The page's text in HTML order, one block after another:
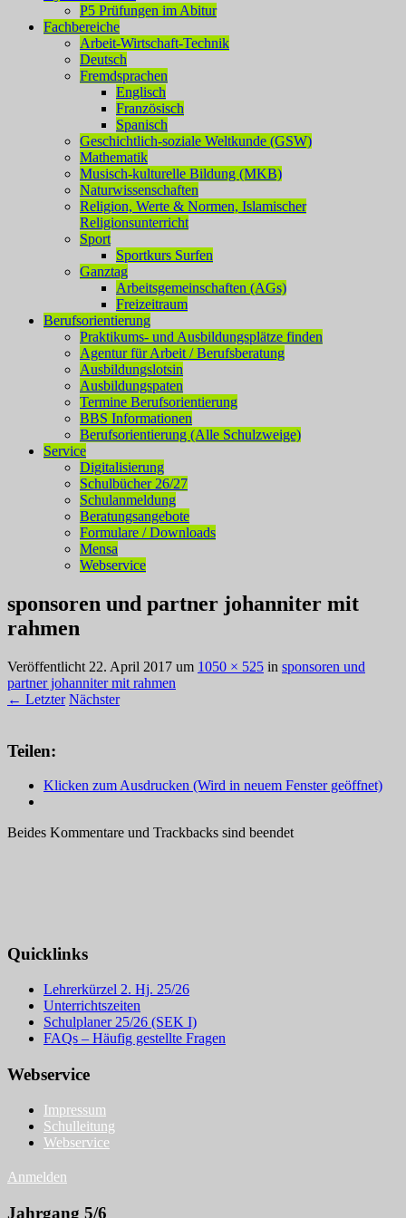
P5 Prüfungen im Abitur
Fachbereiche
Arbeit-Wirtschaft-Technik
Deutsch
Fremdsprachen
Englisch
Französisch
Spanisch
Geschichtlich-soziale Weltkunde (GSW)
Mathematik
Musisch-kulturelle Bildung (MKB)
Naturwissenschaften
Religion, Werte & Normen, Islamischer
Religionsunterricht
Sport
Sportkurs Surfen
Ganztag
Arbeitsgemeinschaften (AGs)
Freizeitraum
Berufsorientierung
Praktikums- und Ausbildungsplätze finden
Agentur für Arbeit / Berufsberatung
Ausbildungslotsin
Ausbildungspaten
Termine Berufsorientierung
BBS Informationen
Berufsorientierung (Alle Schulzweige)
Service
Digitalisierung
Schulbücher 26/27
Schulanmeldung
Beratungsangebote
Formulare / Downloads
Mensa
Webservice
sponsoren und partner johanniter mit
rahmen
Veröffentlicht 22. April 2017 um 1050 × 525 in sponsoren und
partner johanniter mit rahmen
← Letzter Nächster
Teilen:
Klicken zum Ausdrucken (Wird in neuem Fenster geöffnet)
Beides Kommentare und Trackbacks sind beendet
Quicklinks
Lehrerkürzel 2. Hj. 25/26
Unterrichtszeiten
Schulplaner 25/26 (SEK I)
FAQs – Häufig gestellte Fragen
Webservice
Impressum
Schulleitung
Webservice
Anmelden
Jahrgang 5/6